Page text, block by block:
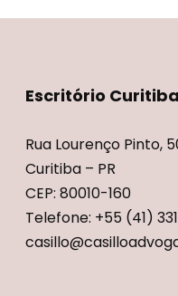
Escritório Curitiba
Rua Lourenço Pinto,
Curitiba – PR
CEP: 80010-160
Telefone: +55 (41)